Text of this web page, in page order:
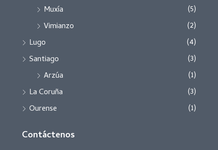
Muxía
(5)
Vimianzo
(2)
Lugo
(4)
Santiago
(3)
Arzúa
(1)
La Coruña
(3)
Ourense
(1)
Contáctenos